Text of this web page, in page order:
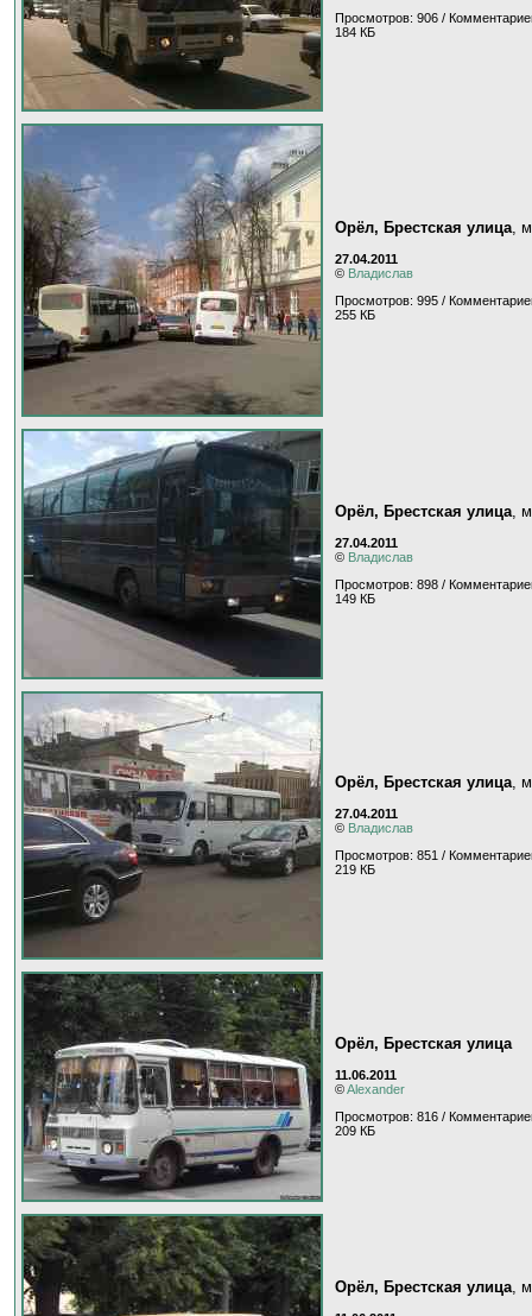
Просмотров: 906 /
184 КБ
Орёл, Брестская улица ,
27.04.2011
© Владислав
Просмотров: 995 /
255 КБ
Орёл, Брестская улица ,
27.04.2011
© Владислав
Просмотров: 898 /
149 КБ
Орёл, Брестская улица ,
27.04.2011
© Владислав
Просмотров: 851 /
219 КБ
Орёл, Брестская улица
11.06.2011
©Alexander
Просмотров: 816 /
209 КБ
Орёл, Брестская улица ,